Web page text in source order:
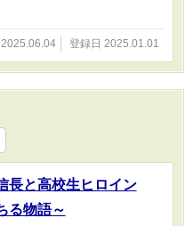
登録日 2025.01.01
長と高校生ヒロイン
る物語～